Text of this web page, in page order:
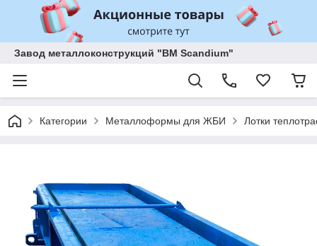
Завод металлоконструкций "BM Scandium"
Категории Металлоформы для ЖБИ Лотки